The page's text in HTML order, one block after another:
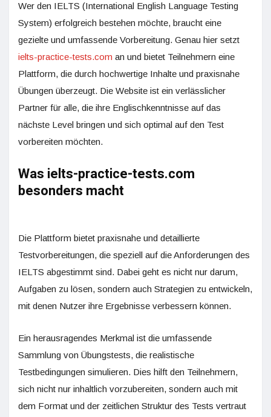
Wer den IELTS (International English Language Testing
System) erfolgreich bestehen möchte, braucht eine
gezielte und umfassende Vorbereitung. Genau hier setzt
ielts-practice-tests.com an und bietet Teilnehmern eine
Plattform, die durch hochwertige Inhalte und praxisnahe
Übungen überzeugt. Die Website ist ein verlässlicher
Partner für alle, die ihre Englischkenntnisse auf das
nächste Level bringen und sich optimal auf den Test
vorbereiten möchten.
Was ielts-practice-tests.com
besonders macht
Die Plattform bietet praxisnahe und detaillierte
Testvorbereitungen, die speziell auf die Anforderungen des
IELTS abgestimmt sind. Dabei geht es nicht nur darum,
Aufgaben zu lösen, sondern auch Strategien zu entwickeln,
mit denen Nutzer ihre Ergebnisse verbessern können.
Ein herausragendes Merkmal ist die umfassende
Sammlung von Übungstests, die realistische
Testbedingungen simulieren. Dies hilft den Teilnehmern,
sich nicht nur inhaltlich vorzubereiten, sondern auch mit
dem Format und der zeitlichen Struktur des Tests vertraut